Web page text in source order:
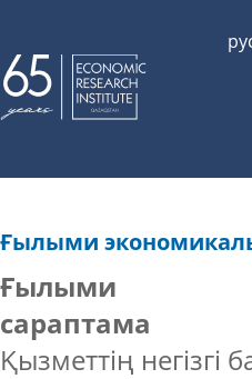
Ғылыми
Ғылыми
сараптама
Қызметтің негізгі